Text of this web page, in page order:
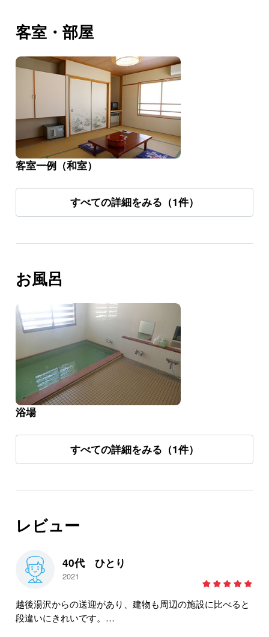
客室・部屋
客室一例（和室）
すべての詳細をみる（1件）
お風呂
浴場
すべての詳細をみる（1件）
レビュー
40代 ひとり
2021
越後湯沢からの送迎があり、建物も周辺の施設に比べると
段違いにきれいです。